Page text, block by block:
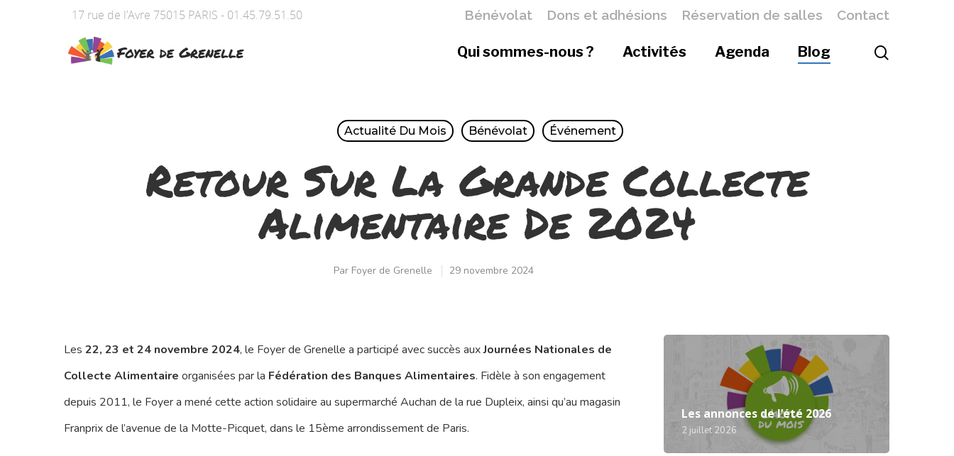
17 rue de l’Avre 75015 PARIS - 01.45.79.51.50 Bénévolat Dons et adhésions Réservation de salles Contact
Qui sommes-nous ? Activités Agenda Blog
Actualité Du Mois Bénévolat Événement
Retour Sur La Grande Collecte
Alimentaire De 2024
Par Foyer de Grenelle 29 novembre 2024
Les 22, 23 et 24 novembre 2024, le Foyer de Grenelle a participé avec succès auxJournées Nationales de
Collecte Alimentaire organisées par la Fédération des Banques Alimentaires. Fidèle à son engagement
depuis 2011, le Foyer a mené cette action solidaire au supermarché Auchan de la rue Dupleix, ainsi qu’au magasin
Franprix de l’avenue de la Motte-Picquet, dans le 15ème arrondissement de Paris.
Les annonces de l’été 2026
2 juillet 2026